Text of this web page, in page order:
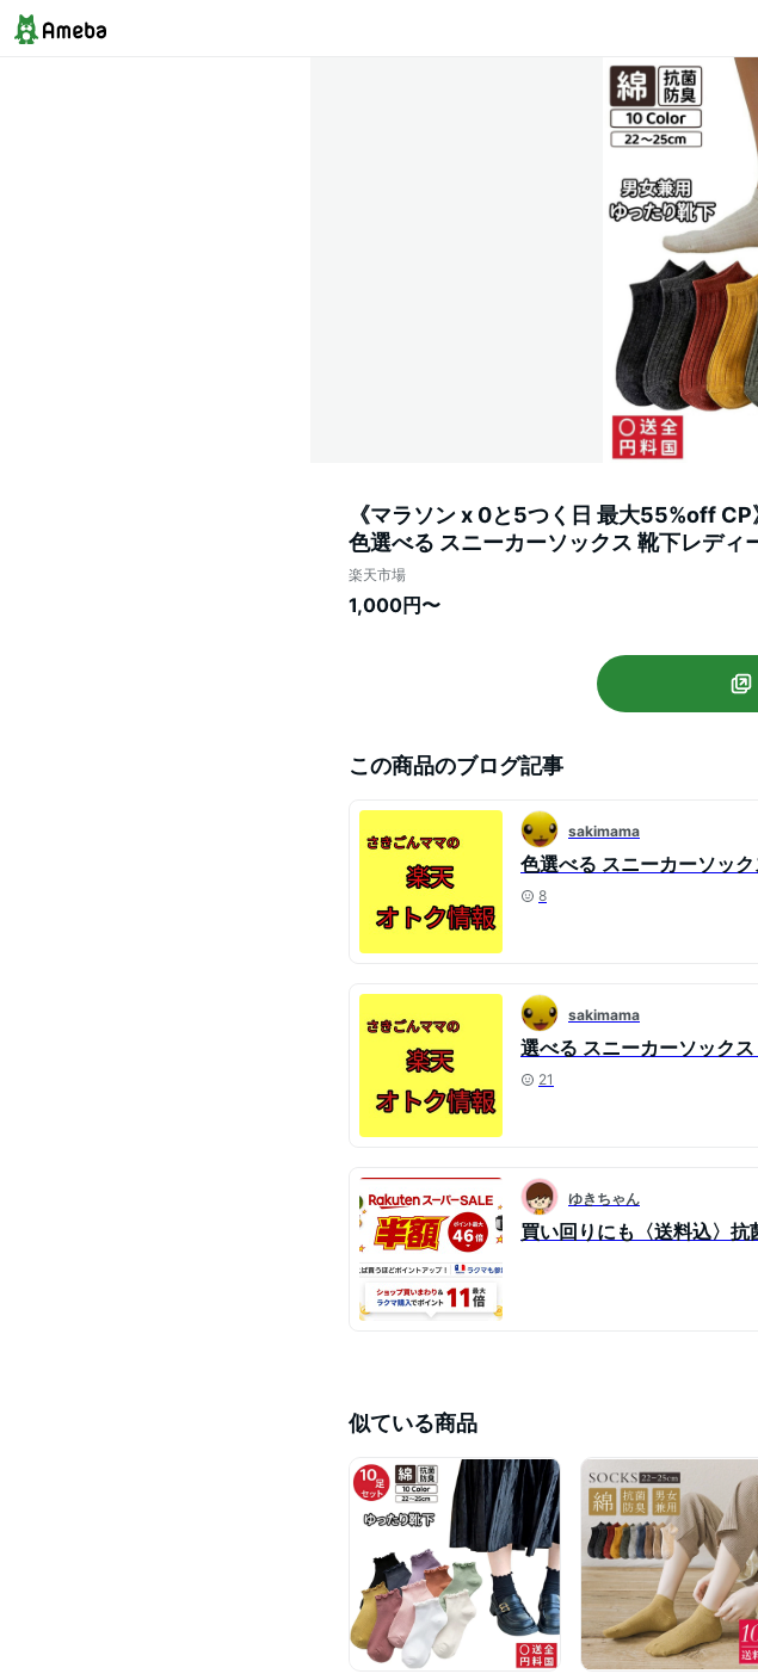
《マラソン x 0と5つく日 最大55%off
色選べる スニーカーソックス 靴下レディ
綿 くつした おしゃれ 春夏秋冬 短い 男女
25cm足
楽天市場
1,000円〜
この商品のブログ記事
sakimama
色選べる スニーカーソッ
8
sakimama
選べる スニーカーソック
21
ゆきちゃん
買い回りにも〈送料込〉
似ている商品